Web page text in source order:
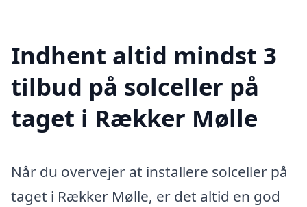
Indhent altid mindst 3
tilbud på solceller på
taget i Rækker Mølle
Når du overvejer at installere solceller på
taget i Rækker Mølle, er det altid en god